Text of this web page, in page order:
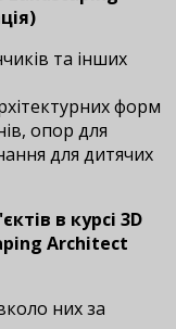
та інших
форм
опор для
для дитячих
в курсі 3D
Architect
них за